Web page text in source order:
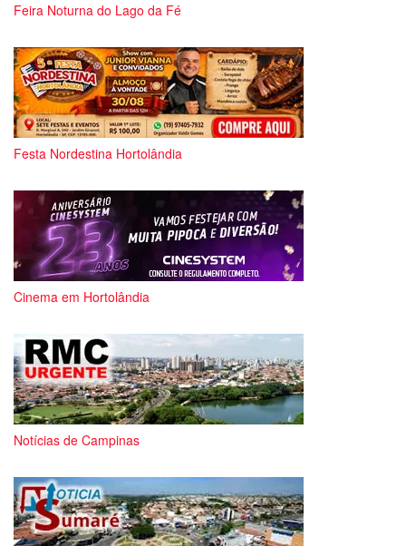
Feira Noturna do Lago da Fé
Festa Nordestina Hortolândia
Cinema em Hortolândia
Notícias de Campinas